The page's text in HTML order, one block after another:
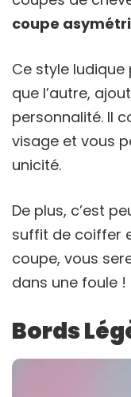
coupe
Ce style
que l’autre,
personnalité. Il
visage et vous
unicité.
De plus, c’est
suffit de coiffer
coupe, vous
dans une foule !
Bords